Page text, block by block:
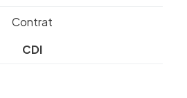
Contrat
CDI